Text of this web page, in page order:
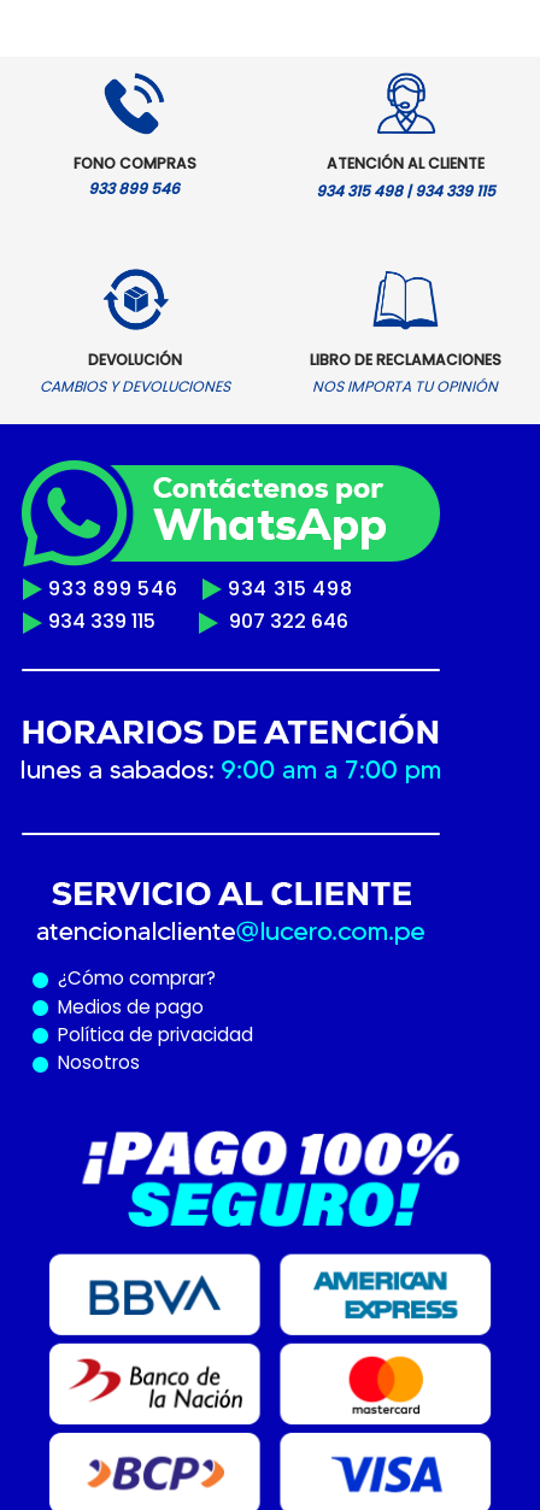
FONO COMPRAS
933 899 546
ATENCIÓN AL CLIENTE
934 315 498 | 934 339 115
DEVOLUCIÓN
CAMBIOS Y DEVOLUCIONES
LIBRO DE RECLAMACIONES
NOS IMPORTA TU OPINIÓN
933 899 546
934 315 498
934 339 115
907 322 646
¿Cómo comprar?
Medios de pago
Política de privacidad
Nosotros